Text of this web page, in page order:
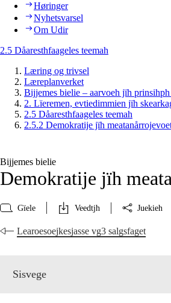
Høringer
Nyhetsvarsel
Om Udir
2.5 Dåaresthfaageles teemah
Læring og trivsel
Læreplanverket
Bijjemes bielie – aarvoeh jïh
2. Lïeremen, evtiedimmien jïh
2.5 Dåaresthfaageles teemah
2.5.2 Demokratije jïh
Bijjemes bielie
Demokratije jïh
Gïele Veedtjh Juekieh
Learoesoejkesjasse vg3 salgsfaget
Sisvege